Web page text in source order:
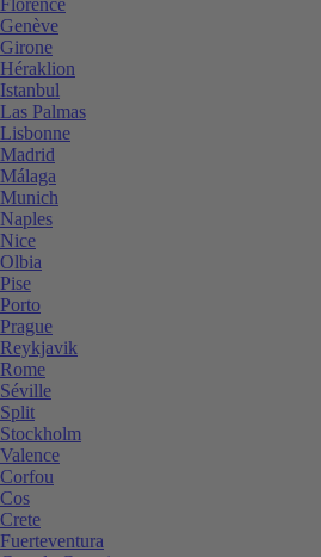
Genève
Girone
Héraklion
Istanbul
Las Palmas
Lisbonne
Madrid
Málaga
Munich
Naples
Nice
Olbia
Pise
Porto
Prague
Reykjavik
Rome
Séville
Split
Stockholm
Valence
Corfou
Cos
Crete
Fuerteventura